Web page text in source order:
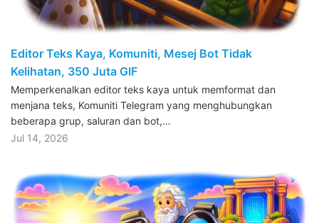
Editor Teks Kaya, Komuniti, Mesej Bot Tidak
Kelihatan, 350 Juta GIF
Memperkenalkan editor teks kaya untuk memformat dan
menjana teks, Komuniti Telegram yang menghubungkan
beberapa grup, saluran dan bot,…
Jul 14, 2026